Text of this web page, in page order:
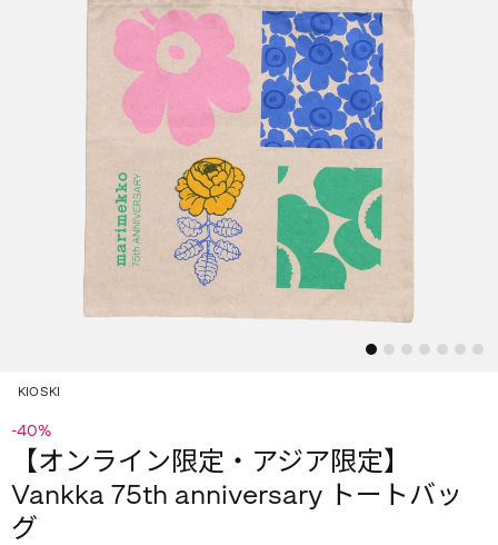
KIOSKI
-40%
【オンライン限定・アジア限定】
Vankka 75th anniversary トートバッ
グ